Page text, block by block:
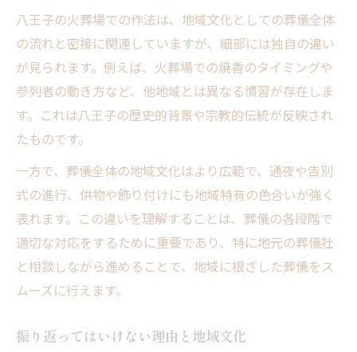
八王子の火葬場での作法は、地域文化としての葬儀全体
の流れと密接に関連していますが、細部には独自の違い
が見られます。例えば、火葬場での焼香のタイミングや
参列者の動き方など、他地域とは異なる慣習が存在しま
す。これは八王子の歴史的背景や宗教的伝統が反映され
たものです。
一方で、葬儀全体の地域文化はより広範で、通夜や告別
式の進行、供物や飾り付けにも地域特有の色合いが強く
表れます。この違いを理解することは、葬儀の各段階で
適切な対応をするために重要であり、特に地元の葬儀社
と相談しながら進めることで、地域に根ざした葬儀をス
ムーズに行えます。
振り返ってはいけない理由と地域文化